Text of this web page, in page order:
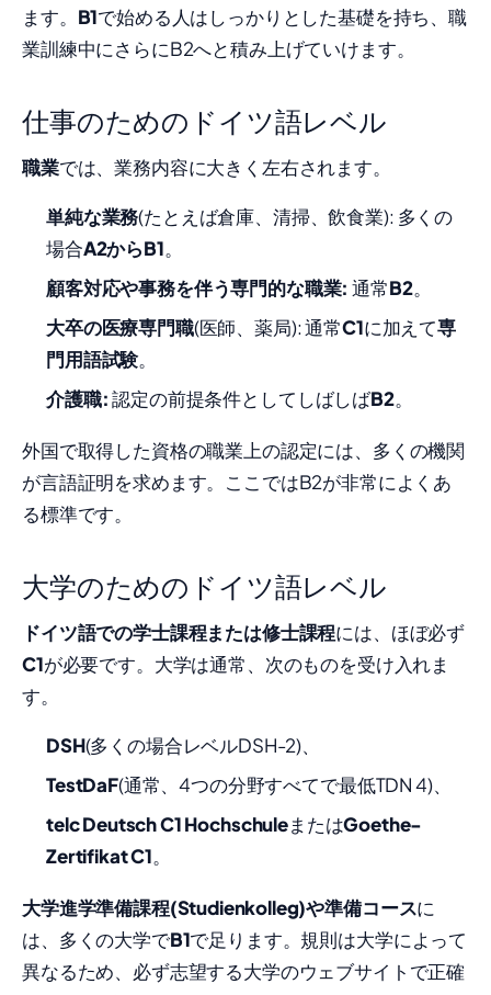
ます。 B1で始める人はしっかりとした基礎を持ち、職
業訓練中にさらにB2へと積み上げていけます。
仕事のためのドイツ語レベル
職業では、業務内容に大きく左右されます。
単純な業務(たとえば倉庫、清掃、飲食業): 多くの
場合A2からB1。
顧客対応や事務を伴う専門的な職業: 通常B2。
大卒の医療専門職(医師、薬局): 通常C1に加えて専
門用語試験。
介護職:認定の前提条件としてしばしばB2。
外国で取得した資格の職業上の認定には、多くの機関
が言語証明を求めます。ここではB2が非常によくあ
る標準です。
大学のためのドイツ語レベル
ドイツ語での学士課程または修士課程には、ほぼ必ず
C1が必要です。大学は通常、次のものを受け入れま
す。
DSH(多くの場合レベルDSH-2)、
TestDaF(通常、4つの分野すべてで最低TDN 4)、
telc Deutsch C1 HochschuleまたはGoethe-
Zertifikat C1。
大学進学準備課程(Studienkolleg)や準備コースに
は、多くの大学でB1で足ります。規則は大学によって
異なるため、必ず志望する大学のウェブサイトで正確